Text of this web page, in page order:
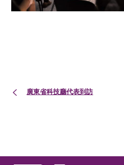
廣東省科技廳代表到訪